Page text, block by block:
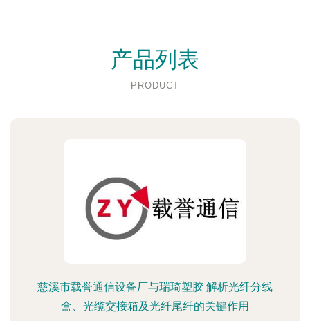
产品列表
PRODUCT
慈溪市载誉通信设备厂与瑞琦塑胶 解析光纤分线
盒、光缆交接箱及光纤尾纤的关键作用